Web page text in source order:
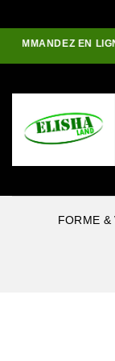
Passer EN LIGNE
FORME &